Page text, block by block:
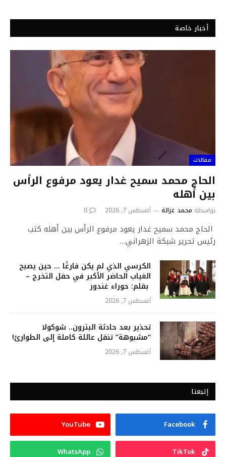
أخبار خاصة
مقالات
الحاج محمد سميح غدار يعود مرفوع الرأس
بين أهله
بواسطة محمد غزالة أغسطس 7, 2026 0
الحاج محمد سميح غدار يعود مرفوع الرأس بين أهله كتب
رئيس تحرير شبكة الزهراني…
الكرسي الذي لم يكن فارغًا … حين يصبح
الغياب الحاضر الأكبر في حفل التخرج –
بقلم: حوراء غندور
أغسطس 7, 2026
تحذير بعد حادثة البترون.. شوكولا
“مشبوهة” تنقل عائلة كاملة إلى الطوارئ!
أغسطس 7, 2026
إتبعنا
Facebook
YouTube
TikTok
WhatsApp